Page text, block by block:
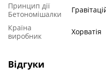
Принцип дії
Бетономішалки
Країна
виробник
Хорватія
Відгуки